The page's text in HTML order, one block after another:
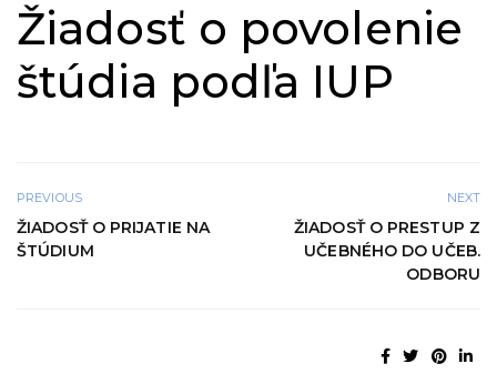
Žiadosť o povolenie
štúdia podľa IUP
PREVIOUS
ŽIADOSŤ O PRIJATIE NA
ŠTÚDIUM
NEXT
ŽIADOSŤ O PRESTUP Z
UČEBNÉHO DO UČEB.
ODBORU